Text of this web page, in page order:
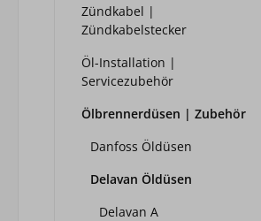
Zündkabel |
Zündkabelstecker
Öl-Installation |
Servicezubehör
Ölbrennerdüsen | Zubehör
Danfoss Öldüsen
Delavan Öldüsen
Delavan A